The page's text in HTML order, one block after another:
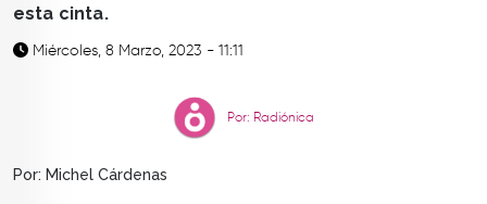
esta cinta.
Miércoles, 8 Marzo, 2023 - 11:11
Por: Radiónica
Por: Michel Cárdenas